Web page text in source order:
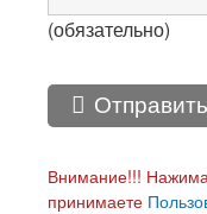
(обязательно)
Отправить
Внимание!!!
принимаете